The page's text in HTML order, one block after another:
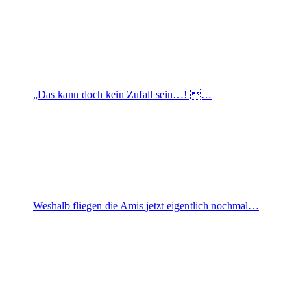
„Das kann doch kein Zufall sein…! …
Weshalb fliegen die Amis jetzt eigentlich nochmal…